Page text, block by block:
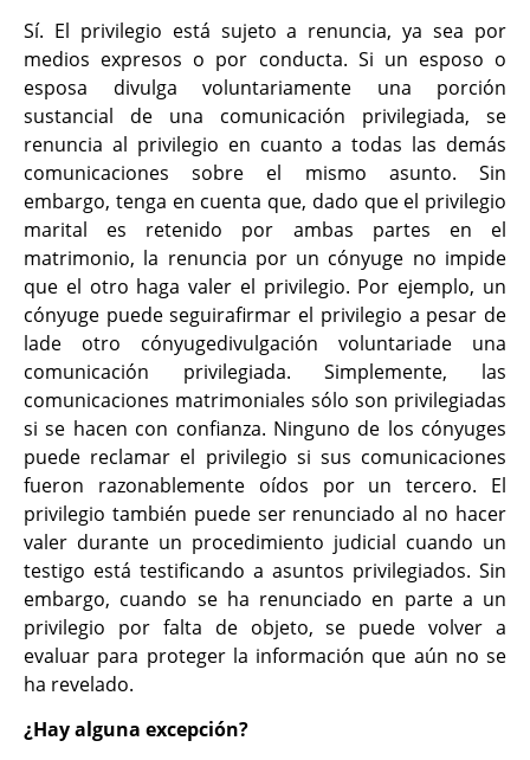
Sí. El privilegio está sujeto a renuncia, ya sea por
medios expresos o por conducta. Si un esposo o
esposa divulga voluntariamente una porción
sustancial de una comunicación privilegiada, se
renuncia al privilegio en cuanto a todas las demás
comunicaciones sobre el mismo asunto. Sin
embargo, tenga en cuenta que, dado que el privilegio
marital es retenido por ambas partes en el
matrimonio, la renuncia por un cónyuge no impide
que el otro haga valer el privilegio. Por ejemplo, un
cónyuge puede seguirafirmar el privilegio a pesar de
lade otro cónyugedivulgación voluntariade una
comunicación privilegiada. Simplemente, las
comunicaciones matrimoniales sólo son privilegiadas
si se hacen con confianza. Ninguno de los cónyuges
puede reclamar el privilegio si sus comunicaciones
fueron razonablemente oídos por un tercero. El
privilegio también puede ser renunciado al no hacer
valer durante un procedimiento judicial cuando un
testigo está testificando a asuntos privilegiados. Sin
embargo, cuando se ha renunciado en parte a un
privilegio por falta de objeto, se puede volver a
evaluar para proteger la información que aún no se
ha revelado.
¿Hay alguna excepción?